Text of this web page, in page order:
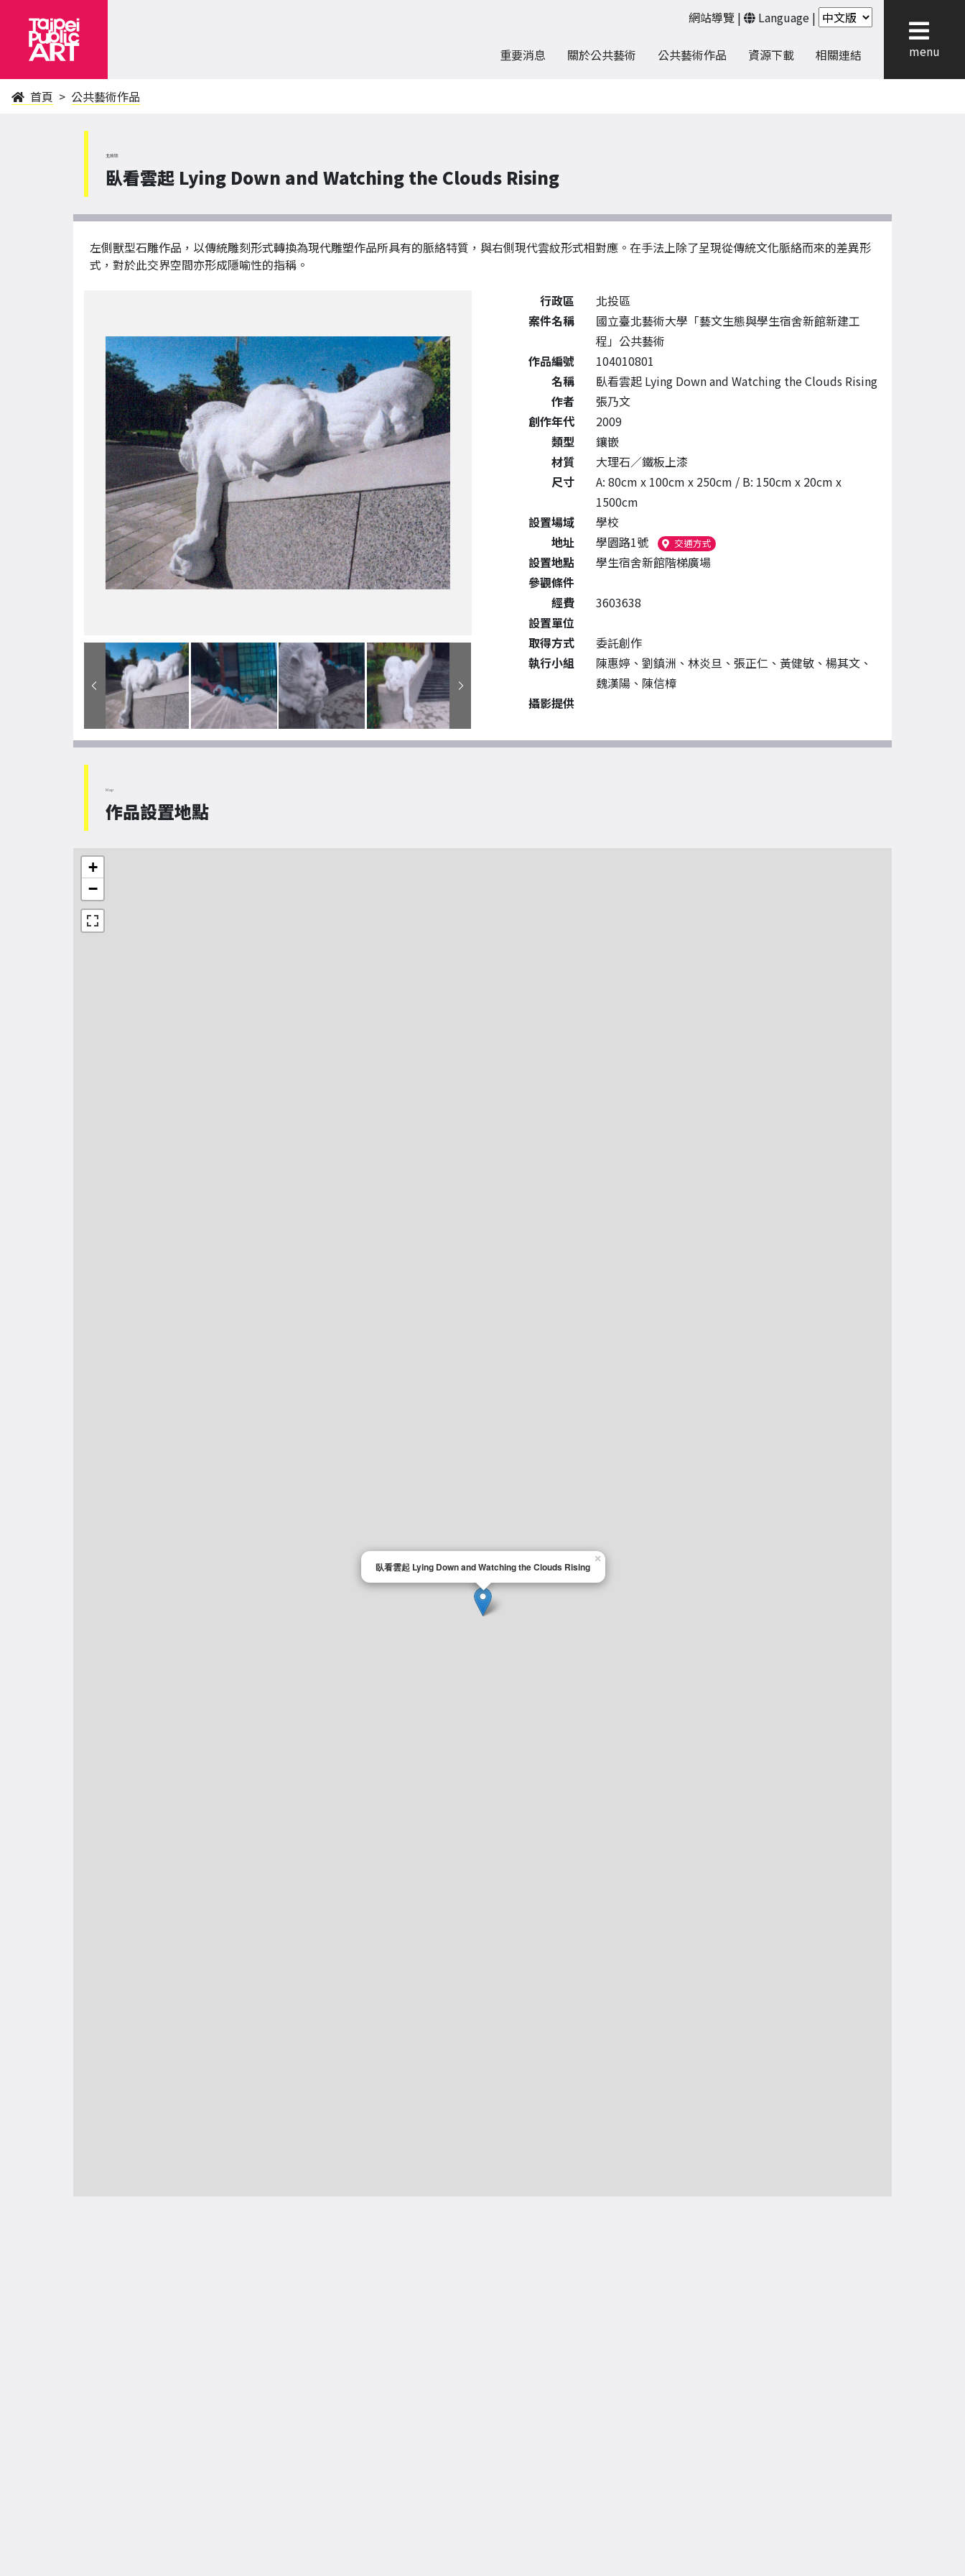
網站導覽 | Language |
重要消息 關於公共藝術 公共藝術作品 資源下載 相關連結 menu
首頁 公共藝術作品
北投區
臥看雲起 Lying Down and Watching the Clouds Rising
左側獸型石雕作品，以傳統雕刻形式轉換為現代雕塑作品所具有的脈絡特質，與右側現代雲紋形式相對應。在手法上除了呈現從傳統文化脈絡而來的差異形
式，對於此交界空間亦形成隱喻性的指稱。
公共藝術作品詳細資料
行政區
北投區
案件名稱
國立臺北藝術大學「藝文生態與學生宿舍新館新建工
程」公共藝術
作品編號
104010801
名稱
臥看雲起 Lying Down and Watching the Clouds Rising
作者
張乃文
創作年代
2009
類型
鑲嵌
材質
大理石／鐵板上漆
尺寸
A: 80cm x 100cm x 250cm / B: 150cm x 20cm x
1500cm
設置場域
學校
地址
學園路1號 交通方式（另開新視窗）
設置地點
學生宿舍新館階梯廣場
參觀條件
經費
3603638
設置單位
取得方式
委託創作
執行小組
陳惠婷、劉鎮洲、林炎旦、張正仁、黃健敏、楊其文、
魏漢陽、陳信樟
攝影提供
Map
作品設置地點
臥看雲起 Lying Down and Watching the Clouds Rising
×
+
−